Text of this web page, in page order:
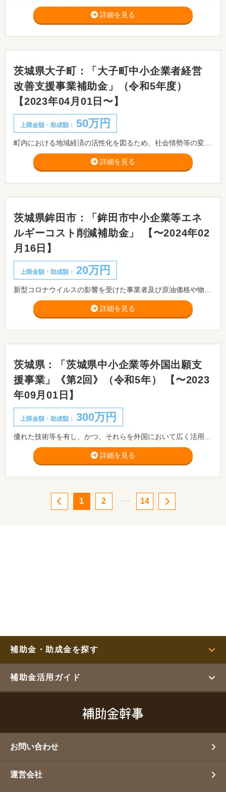
詳細を見る
茨城県大子町：「大子町中小企業者経営
改善支援事業補助金」（令和5年度）
【2023年04月01日〜】
上限金額・助成額： 50万円
詳細を見る
茨城県鉾田市：「鉾田市中小企業等エネ
ルギーコスト削減補助金」 【〜2024年02
月16日】
上限金額・助成額： 20万円
詳細を見る
茨城県：「茨城県中小企業等外国出願支
援事業」《第2回》（令和5年） 【〜2023
年09月01日】
上限金額・助成額： 300万円
詳細を見る
1 2 ・・・ 14
補助金・助成金を探す
補助金活用ガイド
お問い合わせ
運営会社